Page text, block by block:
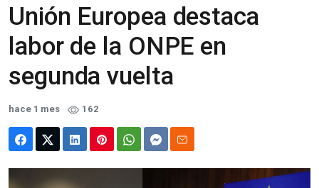
Unión Europea destaca
labor de la ONPE en
segunda vuelta
hace 1 mes 162